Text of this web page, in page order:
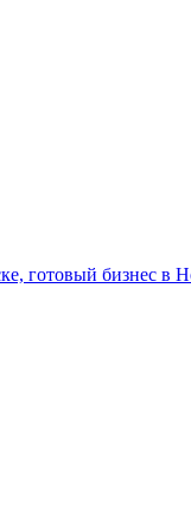
готовый бизнес в